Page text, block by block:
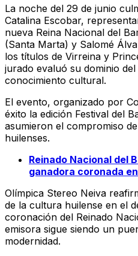
La noche del 29 de junio
Catalina Escobar,
nueva Reina Nacional del
(Santa Marta) y Salomé
los títulos de Virreina y
jurado evaluó su dominio
conocimiento cultural.
El evento, organizado por
éxito la edición Festival del
asumieron el compromiso
huilenses.
Reinado Nacional del
ganadora coronada
Olímpica Stereo Neiva
de la cultura huilense en el
coronación del Reinado
emisora sigue siendo un
modernidad.